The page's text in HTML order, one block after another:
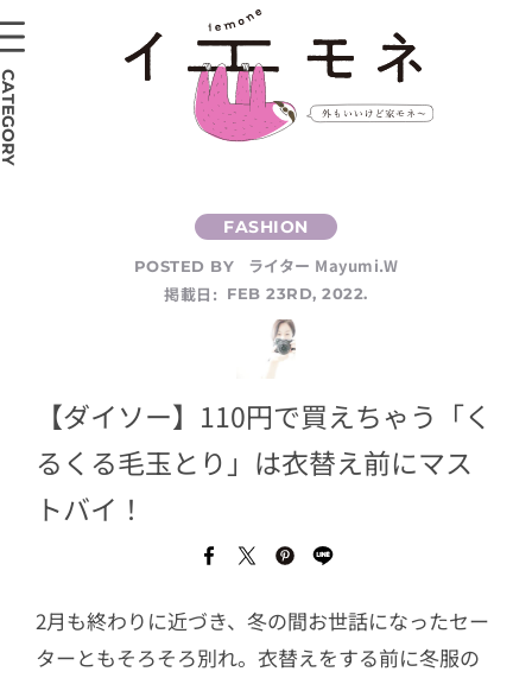
POSTED BY
ライター Mayumi.W
掲載日:
FEB 23RD, 2022.
【ダイソー】110円で買えちゃう「く
るくる毛玉とり」は衣替え前にマス
トバイ！
2月も終わりに近づき、冬の間お世話になったセー
ターともそろそろ別れ。衣替えをする前に冬服の